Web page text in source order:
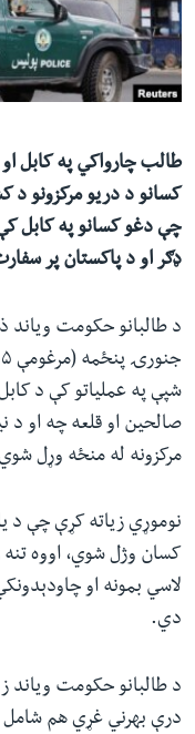
شئ
لټون
ځای
شئ
له مونږ سره په تماس کې پاتې شئ
طالب چارواکي په کابل
کسانو د دریو مرکزونو د
چې دغو کسانو په کابل کې
ډګر او د پاکستان پر
د طالبانو حکومت وياند
شپې په عملیاتو کې د
صالحین او قلعه چه او د
مرکزونه له منځه وړل
نوموړي زیاته کړې چې د
کسان وژل شوي، اووه
لاسي بمونه او
دي.
د طالبانو حکومت ویاند
درې بهرني غړي هم